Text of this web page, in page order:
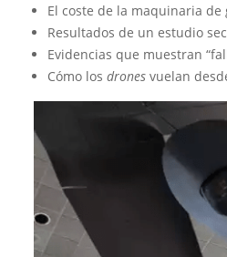
El coste de la maquinaria de
Resultados de un estudio
Evidencias que muestran
Cómo los drones vuelan